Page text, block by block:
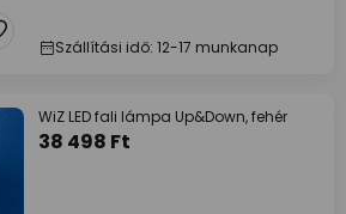
Szállítási idő: 12-17 munkanap
WiZ LED fali lámpa Up&Down, fehér
38 498 Ft